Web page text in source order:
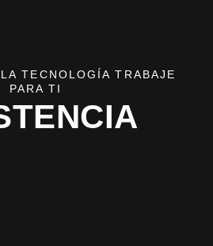
TECNOLOGÍA TRABAJE
PARA TI